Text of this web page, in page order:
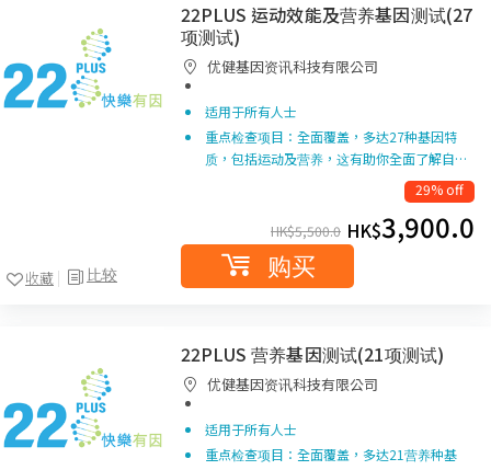
比较
收藏
22PLUS 运动效能及营养基因测试(27
项测试)
优健基因资讯科技有限公司
适用于所有人士
重点检查项目：全面覆盖，多达27种基因特
质，包括运动及营养，这有助你全面了解自…
29% off
HK$5,500.0 HK$3,900.0
购买
22PLUS 营养基因测试(21项测试)
优健基因资讯科技有限公司
适用于所有人士
重点检查项目：全面覆盖，多达21营养种基